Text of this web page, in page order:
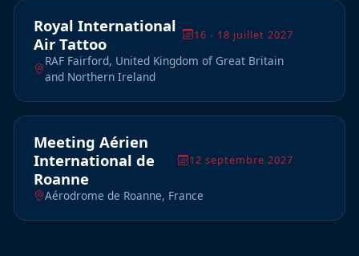
16 - 18 juillet 2027
Royal International
Air Tattoo
RAF Fairford, United Kingdom of Great Britain
and Northern Ireland
12 septembre 2027
Meeting Aérien
International de
Roanne
Aérodrome de Roanne, France